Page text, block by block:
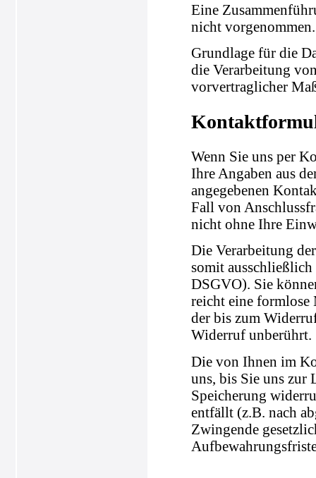
Eine
nicht vorgenommen.
Grundlage für die
die Verarbeitung
vorvertraglicher
Wenn Sie uns per
Ihre Angaben aus
angegebenen
Fall von
nicht ohne Ihre
Die Verarbeitung
somit
DSGVO). Sie
reicht eine
der bis zum
Widerruf unberührt.
Die von Ihnen im
uns, bis Sie uns
Speicherung
entfällt (z.B. nach
Zwingende